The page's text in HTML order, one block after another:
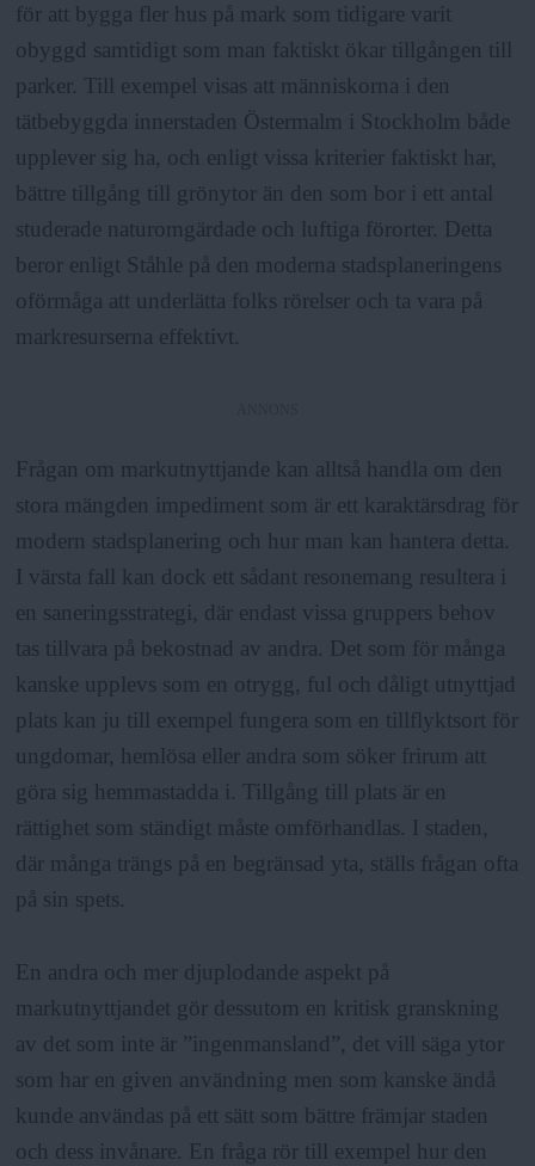
för att bygga fler hus på mark som tidigare varit
obyggd samtidigt som man faktiskt ökar tillgången till
parker. Till exempel visas att människorna i den
tätbebyggda innerstaden Östermalm i Stockholm både
upplever sig ha, och enligt vissa kriterier faktiskt har,
bättre tillgång till grönytor än den som bor i ett antal
studerade naturomgärdade och luftiga förorter. Detta
beror enligt Ståhle på den moderna stadsplaneringens
oförmåga att underlätta folks rörelser och ta vara på
markresurserna effektivt.
Frågan om markutnyttjande kan alltså handla om den
stora mängden impediment som är ett karaktärsdrag för
modern stadsplanering och hur man kan hantera detta.
I värsta fall kan dock ett sådant resonemang resultera i
en saneringsstrategi, där endast vissa gruppers behov
tas tillvara på bekostnad av andra. Det som för många
kanske upplevs som en otrygg, ful och dåligt utnyttjad
plats kan ju till exempel fungera som en tillflyktsort för
ungdomar, hemlösa eller andra som söker frirum att
göra sig hemmastadda i. Tillgång till plats är en
rättighet som ständigt måste omförhandlas. I staden,
där många trängs på en begränsad yta, ställs frågan ofta
på sin spets.
En andra och mer djuplodande aspekt på
markutnyttjandet gör dessutom en kritisk granskning
av det som inte är ”ingenmansland”, det vill säga ytor
som har en given användning men som kanske ändå
kunde användas på ett sätt som bättre främjar staden
och dess invånare. En fråga rör till exempel hur den